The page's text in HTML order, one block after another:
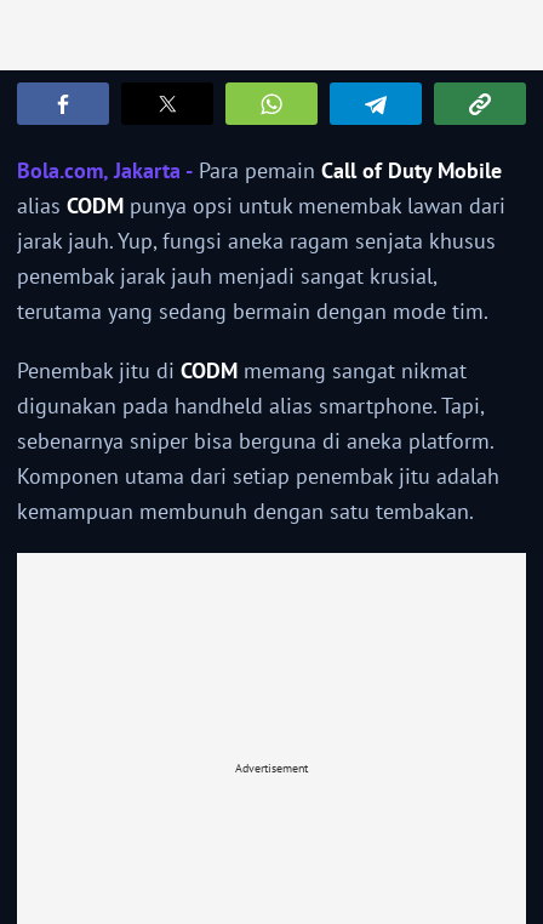
Bola.com, Jakarta - Para pemain Call of Duty Mobile
alias CODM punya opsi untuk menembak lawan dari
jarak jauh. Yup, fungsi aneka ragam senjata khusus
penembak jarak jauh menjadi sangat krusial,
terutama yang sedang bermain dengan mode tim.
Penembak jitu di CODM memang sangat nikmat
digunakan pada handheld alias smartphone. Tapi,
sebenarnya sniper bisa berguna di aneka platform.
Komponen utama dari setiap penembak jitu adalah
kemampuan membunuh dengan satu tembakan.
Advertisement